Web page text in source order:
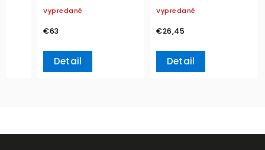
Vypredané
€63
Detail
Vypredané
€26,45
Detail